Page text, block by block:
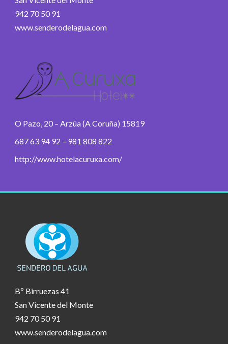
942 70 50 91
www.senderodelagua.com
O Pazo, 20 – Arzúa (A Coruña) 15819
687 63 94 92 – 981 808 822
http://www.hotelacuruxa.com/
Bº Birruezas 41
San Vicente del Monte
942 70 50 91
www.senderodelagua.com